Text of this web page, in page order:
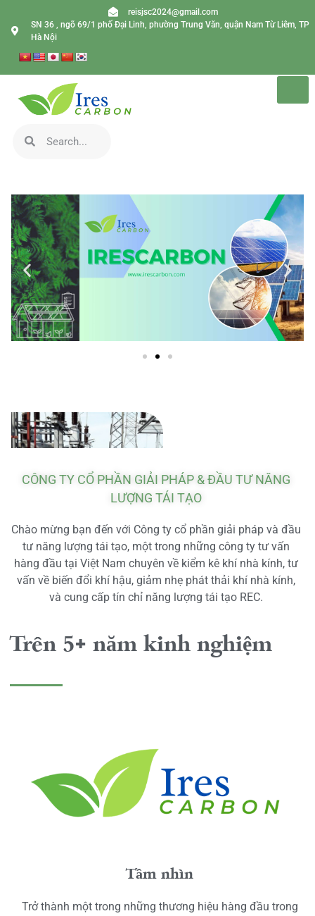
reisjsc2024@gmail.com
SN 36 , ngõ 69/1 phố Đại Linh, phường Trung Văn, quận Nam Từ Liêm, TP
Hà Nội
CÔNG TY CỔ PHẦN GIẢI PHÁP & ĐẦU TƯ NĂNG
LƯỢNG TÁI TẠO
Chào mừng bạn đến với Công ty cổ phần giải pháp và đầu
tư năng lượng tái tạo, một trong những công ty tư vấn
hàng đầu tại Việt Nam chuyên về kiểm kê khí nhà kính, tư
vấn về biến đổi khí hậu, giảm nhẹ phát thải khí nhà kính,
và cung cấp tín chỉ năng lượng tái tạo REC.
Trên 5+ năm kinh nghiệm
Tầm nhìn
Trở thành một trong những thương hiệu hàng đầu trong